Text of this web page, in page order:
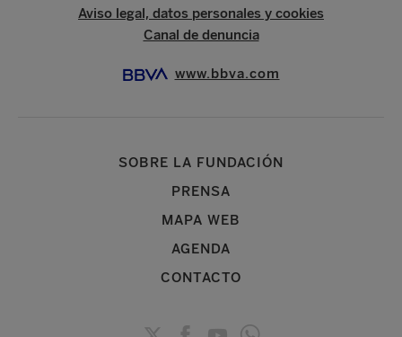
Aviso legal, datos personales y cookies
Canal de denuncia
www.bbva.com
SOBRE LA FUNDACIÓN
PRENSA
MAPA WEB
AGENDA
CONTACTO